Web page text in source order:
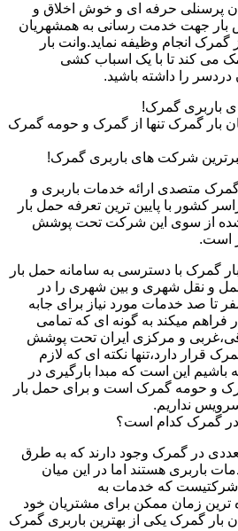
پرسنلی حرفه ای و خوش اخلاق و
جهت خدمت رسانی به همشهریان
انجام وظیفه نماید.وانت بار
می کند تا با یک اسباب کشی
را داشته باشید.
باربری گمرک!
بار گمرک تنها از گمرک و حومه گمرک
شرکت های باربری گمرک!
متصدی ارائه خدمات باربری و
کشور با پایین ترین تعرفه حمل بار
شده از سوی این شرکت تحت پوشش
است.
گمرک با دسترسی به سامانه حمل بار
حمل و نقل شهری و بین شهری را در
صفر تا صد خدمات مورد نیاز برای جابه
فراهم میکند به گونه ای که تمامی
و مرکزی ایران تحت پوشش
قرار دارد،تنها نکته ای که لازم
باشیم این است که مبدا بارگیری در
و حومه گمرک است و برای حمل بار
نداریم.
گمرک کدام است؟
در گمرک وجود دارند که به طرق
باربری هستند اما در این میان
که خدمات به
ترین زمان ممکن برای مشتریان خود
بار گمرک یکی از بهترین باربری گمرک